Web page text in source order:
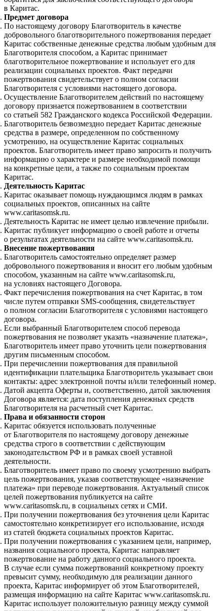
в Каритас.
Предмет договора
По настоящему договору Благотворитель в качестве
добровольного благотворительного пожертвования передает
Каритас собственные денежные средства любым удобным для
Благотворителя способом, а Каритас принимает
благотворительное пожертвование и использует его для
реализации социальных проектов. Факт передачи
пожертвования свидетельствует о полном согласии
Благотворителя с условиями настоящего договора.
Осуществление Благотворителем действий по настоящему
договору признается пожертвованием в соответствии
со статьей 582 Гражданского кодекса Российской Федерации.
Благотворитель безвозмездно передает Каритас денежные
средства в размере, определенном по собственному
усмотрению, на осуществление Каритас социальных
проектов. Благотворитель имеет право запросить и получить
информацию о характере и размере необходимой помощи
на конкретные цели, а также по социальным проектам
Каритас.
Деятельность Каритас
Каритас оказывает помощь нуждающимся людям в рамках
социальных проектов, описанных на сайте
www.caritasomsk.ru.
Деятельность Каритас не имеет целью извлечение прибыли.
Каритас публикует информацию о своей работе и отчеты
о результатах деятельности на сайте www.caritasomsk.ru.
Внесение пожертвования
Благотворитель самостоятельно определяет размер
добровольного пожертвования и вносит его любым удобным
способом, указанным на сайте www.caritasomsk.ru,
на условиях настоящего Договора.
Факт перечисления пожертвования на счет Каритас, в том
числе путем отправки SMS-сообщения, свидетельствует
о полном согласии Благотворителя с условиями настоящего
договора.
Если выбранный Благотворителем способ перевода
пожертвования не позволяет указать «назначение платежа»,
Благотворитель имеет право уточнить цели пожертвования
другим письменным способом.
При перечислении пожертвования для правильной
идентификации плательщика Благотворитель указывает свои
контакты: адрес электронной почты и/или телефонный номер.
Датой акцепта Оферты и, соответственно, датой заключения
Договора является: дата поступления денежных средств
Благотворителя на расчетный счет Каритас.
Права и обязанности сторон
Каритас обязуется использовать полученные
от Благотворителя по настоящему договору денежные
средства строго в соответствии с действующим
законодательством РФ и в рамках своей уставной
деятельности.
Благотворитель имеет право по своему усмотрению выбрать
цель пожертвования, указав соответствующее «назначение
платежа» при переводе пожертвования. Актуальный список
целей пожертвования публикуется на сайте
www.caritasomsk.ru, в социальных сетях и СМИ.
При получении пожертвования без уточнения цели Каритас
самостоятельно конкретизирует его использование, исходя
из статей бюджета социальных проектов Каритас.
При получении пожертвования с указанием цели, например,
названия социального проекта, Каритас направляет
пожертвование на работу данного социального проекта.
В случае если сумма пожертвований конкретному проекту
превысит сумму, необходимую для реализации данного
проекта, Каритас информирует об этом Благотворителей,
размещая информацию на сайте Каритас www.caritasomsk.ru.
Каритас использует положительную разницу между суммой